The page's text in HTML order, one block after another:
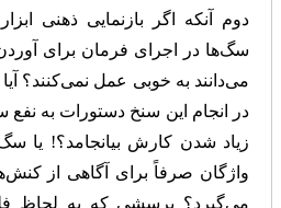
دوم آنکه اگر بازنمایی ذهنی
سگ‌ها در اجرای فرمان برای
می‌دانند به خوبی عمل نمی‌کنند؟
در انجام این سنخ دستورات به نفع
زیاد شدن کارش بیانجامد؟! یا سگ
واژگان صرفاً برای آگاهی از
می‌گیرد؟ پرسشی که به لحاظ